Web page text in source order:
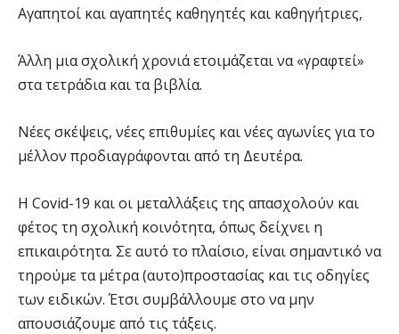
Αγαπητοί και αγαπητές καθηγητές και καθηγήτριες,
Άλλη μια σχολική χρονιά ετοιμάζεται να «γραφτεί»
στα τετράδια και τα βιβλία.
Νέες σκέψεις, νέες επιθυμίες και νέες αγωνίες για το
μέλλον προδιαγράφονται από τη Δευτέρα.
Η Covid-19 και οι μεταλλάξεις της απασχολούν και
φέτος τη σχολική κοινότητα, όπως δείχνει η
επικαιρότητα. Σε αυτό το πλαίσιο, είναι σημαντικό να
τηρούμε τα μέτρα (αυτο)προστασίας και τις οδηγίες
των ειδικών. Έτσι συμβάλλουμε στο να μην
απουσιάζουμε από τις τάξεις.